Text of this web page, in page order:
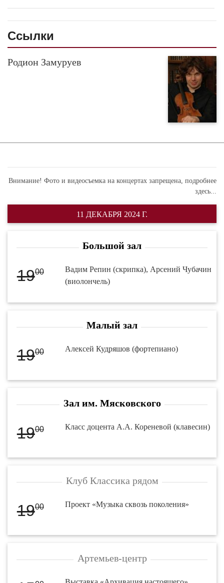
Ссылки
Родион Замуруев
Внимание! Фото и видеосъемка на концертах запрещена, подробнее
здесь...
11 ДЕКАБРЯ 2024 Г.
Большой зал
1900
Вадим Репин (скрипка), Арсений Чубачин
(виолончель)
Малый зал
1900 Алексей Кудряшов (фортепиано)
Зал им. Мясковского
1900 Класс доцента А.А. Кореневой (клавесин)
Клуб Классика рядом
1900 Проект «Музыка сквозь поколения»
Артемьев-центр